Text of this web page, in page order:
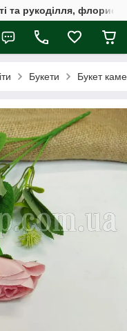
та рукоділля,
Букети Букет